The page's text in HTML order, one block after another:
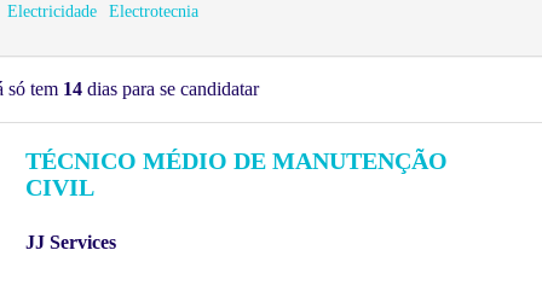
Electricidade Electrotecnia
só tem 14 dias para se candidatar
TÉCNICO MÉDIO DE MANUTENÇÃO
CIVIL
JJ Services